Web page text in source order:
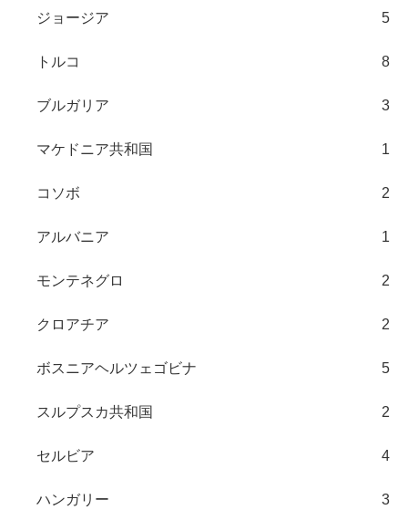
ジョージア 5
トルコ 8
ブルガリア 3
マケドニア共和国 1
コソボ 2
アルバニア 1
モンテネグロ 2
クロアチア 2
ボスニアヘルツェゴビナ 5
スルプスカ共和国 2
セルビア 4
ハンガリー 3